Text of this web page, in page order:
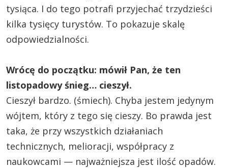
tysiąca. I do tego potrafi przyjechać trzydzieści
kilka tysięcy turystów. To pokazuje skalę
odpowiedzialności.
Wrócę do początku: mówił Pan, że ten
listopadowy śnieg… cieszył.
Cieszył bardzo. (śmiech). Chyba jestem jedynym
wójtem, który z tego się cieszy. Bo prawda jest
taka, że przy wszystkich działaniach
technicznych, melioracji, współpracy z
naukowcami — najważniejsza jest ilość opadów.